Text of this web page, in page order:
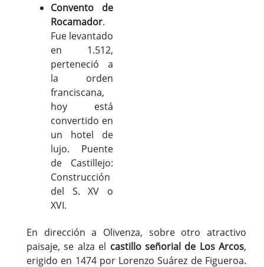
Convento de
Rocamador.
Fue levantado
en 1.512,
perteneció a
la orden
franciscana,
hoy está
convertido en
un hotel de
lujo. Puente
de Castillejo:
Construcción
del S. XV o
XVI.
En dirección a Olivenza, sobre otro atractivo
paisaje, se alza el castillo señorial de Los Arcos,
erigido en 1474 por Lorenzo Suárez de Figueroa.